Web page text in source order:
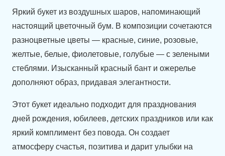
"Цветочный
карнавал"
Яркий букет из воздушных шаров, напоминающий
настоящий цветочный бум. В композиции сочетаются
разноцветные цветы — красные, синие, розовые,
желтые, белые, фиолетовые, голубые — с зелеными
стеблями. Изысканный красный бант и ожерелье
дополняют образ, придавая элегантности.
Этот букет идеально подходит для празднования
дней рождения, юбилеев, детских праздников или как
яркий комплимент без повода. Он создает
атмосферу счастья, позитива и дарит улыбки на